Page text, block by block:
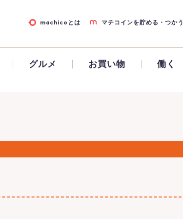
machicoとは マチコインを貯める・つかう
グルメ お買い物 働く